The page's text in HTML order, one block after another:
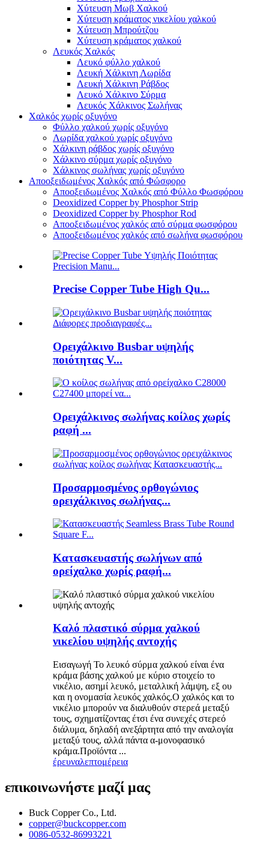
Χύτευση Μωβ Χαλκού
Χύτευση κράματος νικελίου χαλκού
Χύτευση Μπρούτζου
Χύτευση κράματος χαλκού
Λευκός Χαλκός
Λευκό φύλλο χαλκού
Λευκή Χάλκινη Λωρίδα
Λευκή Χάλκινη Ράβδος
Λευκό Χάλκινο Σύρμα
Λευκός Χάλκινος Σωλήνας
Χαλκός χωρίς οξυγόνο
Φύλλο χαλκού χωρίς οξυγόνο
Λωρίδα χαλκού χωρίς οξυγόνο
Χάλκινη ράβδος χωρίς οξυγόνο
Χάλκινο σύρμα χωρίς οξυγόνο
Χάλκινος σωλήνας χωρίς οξυγόνο
Αποοξειδωμένος Χαλκός από Φώσφορο
Αποοξειδωμένος Χαλκός από Φύλλο Φωσφόρου
Deoxidized Copper by Phosphor Strip
Deoxidized Copper by Phosphor Rod
Αποοξειδωμένος χαλκός από σύρμα φωσφόρου
Αποοξειδωμένος χαλκός από σωλήνα φωσφόρου
Precise Copper Tube High Qu...
Ορειχάλκινο Busbar υψηλής
ποιότητας V...
Ορειχάλκινος σωλήνας κοίλος χωρίς
ραφή ...
Προσαρμοσμένος ορθογώνιος
ορειχάλκινος σωλήνας...
Κατασκευαστής σωλήνων από
ορείχαλκο χωρίς ραφή...
Καλό πλαστικό σύρμα χαλκού
νικελίου υψηλής αντοχής
Εισαγωγή Το λευκό σύρμα χαλκού είναι ένα
κράμα βάσης χαλκού με κύριο στοιχείο το
νικέλιο, ασημί λευκό, μεταλλική λάμψη, εξ ου
και η ονομασία λευκός χαλκός.Ο χαλκός και το
νικέλιο μπορούν να διαλυθούν στερεά μεταξύ
τους, σχηματίζοντας έτσι ένα συνεχές στερεό
διάλυμα, δηλαδή ανεξάρτητα από την αναλογία
μεταξύ τους, αλλά πάντα α-μονοφασικό
κράμα.Προϊόντα ...
έρευναλεπτομέρεια
επικοινωνήστε μαζί μας
Buck Copper Co., Ltd.
copper@buckcopper.com
0086-0532-86993221